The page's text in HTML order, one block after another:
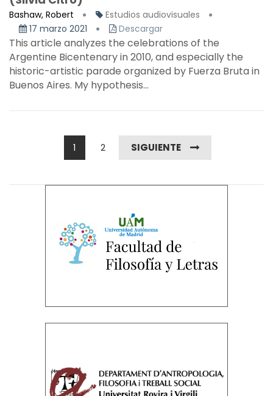
Bashaw, Robert
Estudios audiovisuales
17 marzo 2021
Descargar
This article analyzes the celebrations of the
Argentine Bicentenary in 2010, and especially the
historic-artistic parade organized by Fuerza Bruta in
Buenos Aires. My hypothesis...
1 2 SIGUIENTE